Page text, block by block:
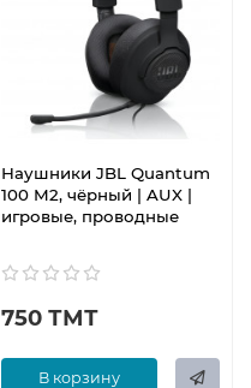
Наушники JBL Quantum
100 M2, чёрный | AUX |
игровые, проводные
750 ТМТ
В корзину